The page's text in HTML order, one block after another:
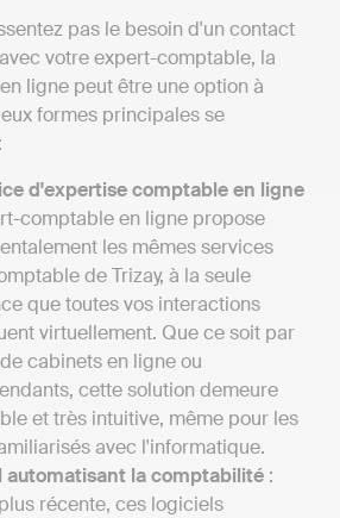
pas le besoin d'un contact
votre expert-comptable, la
ligne peut être une option à
formes principales se
d'expertise comptable en ligne
comptable en ligne propose
les mêmes services
de Trizay, à la seule
que toutes vos interactions
virtuellement. Que ce soit par
cabinets en ligne ou
cette solution demeure
et très intuitive, même pour les
avec l'informatique.
automatisant la comptabilité :
récente, ces logiciels